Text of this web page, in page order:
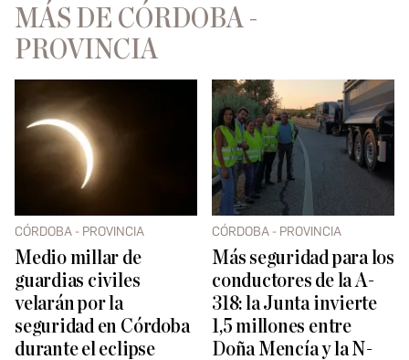
MÁS DE CÓRDOBA -
PROVINCIA
CÓRDOBA - PROVINCIA
Medio millar de
guardias civiles
velarán por la
seguridad en Córdoba
durante el eclipse
CÓRDOBA - PROVINCIA
Más seguridad para los
conductores de la A-
318: la Junta invierte
1,5 millones entre
Doña Mencía y la N-